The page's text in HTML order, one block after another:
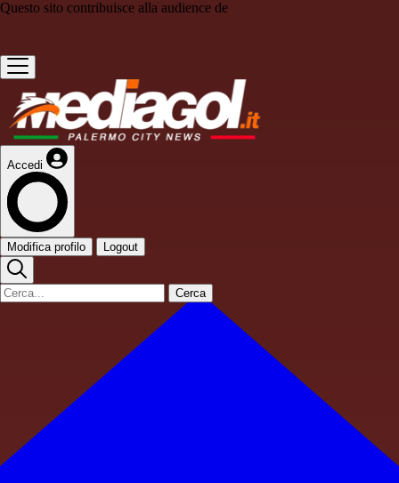
Questo sito contribuisce alla audience de
Accedi
Modifica profilo Logout
Cerca